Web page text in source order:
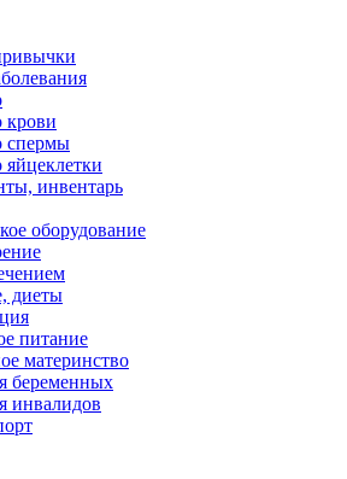
крови
спермы
яйцеклетки
инвентарь
оборудование
диеты
питание
материнство
беременных
инвалидов